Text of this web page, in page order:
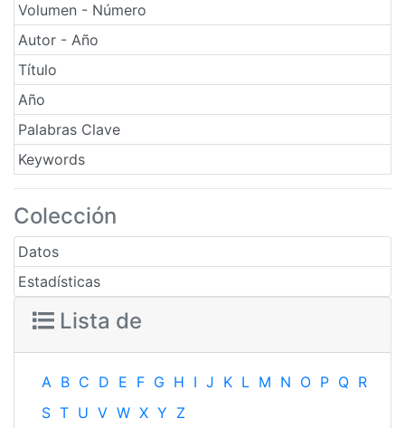
Volumen - Número
Autor - Año
Título
Año
Palabras Clave
Keywords
Colección
Datos
Estadísticas
Lista de
A B C D E F G H I J K L M N O P Q R
S T U V W X Y Z